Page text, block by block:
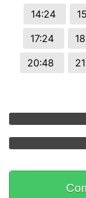
14:24
17:24
20:48